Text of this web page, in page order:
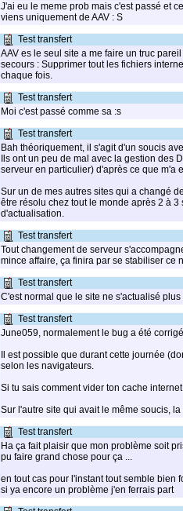
J'ai eu le meme prob mais c'est passé et
viens uniquement de AAV : S
Test transfert
AAV es le seul site a me faire un truc
secours : Supprimer tout les fichiers
chaque fois.
Test transfert
Moi c'est passé comme sa :s
Test transfert
Bah théoriquement, il s'agit d'un soucis
Ils ont un peu de mal avec la gestion des
serveur en particulier) d'après ce que m'a
Sur un de mes autres sites qui a changé
être résolu chez tout le monde après 2 à
d'actualisation.
Test transfert
Tout changement de serveur
mince affaire, ça finira par se stabiliser ce
Test transfert
C'est normal que le site ne s'actualisé
Test transfert
June059, normalement le bug a été
Il est possible que durant cette journée
selon les navigateurs.
Si tu sais comment vider ton cache
Sur l'autre site qui avait le même soucis,
Test transfert
Ha ça fait plaisir que mon problème soit
pu faire grand chose pour ça ...
en tout cas pour l'instant tout semble bien
si ya encore un problème j'en ferrais part